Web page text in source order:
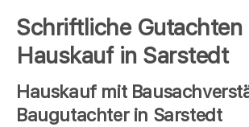
Schriftliche Gutachten
Hauskauf in Sarstedt
Hauskauf mit
Baugutachter in Sarstedt